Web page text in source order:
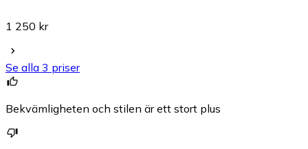
1 250 kr
Se alla 3 priser
Bekvämligheten och stilen är ett stort plus